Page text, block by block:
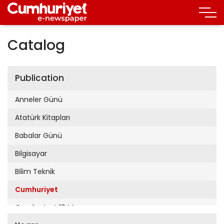
Catalog
Publication
Anneler Günü
Atatürk Kitapları
Babalar Günü
Bilgisayar
Bilim Teknik
Cumhuriyet
Cumhuriyet 19 Mayıs